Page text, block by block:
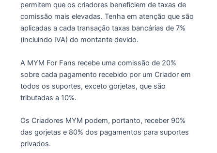
permitem que os criadores beneficiem de taxas de
comissão mais elevadas. Tenha em atenção que são
aplicadas a cada transação taxas bancárias de 7%
(incluindo IVA) do montante devido.
A MYM For Fans recebe uma comissão de 20%
sobre cada pagamento recebido por um Criador em
todos os suportes, exceto gorjetas, que são
tributadas a 10%.
Os Criadores MYM podem, portanto, receber 90%
das gorjetas e 80% dos pagamentos para suportes
privados.